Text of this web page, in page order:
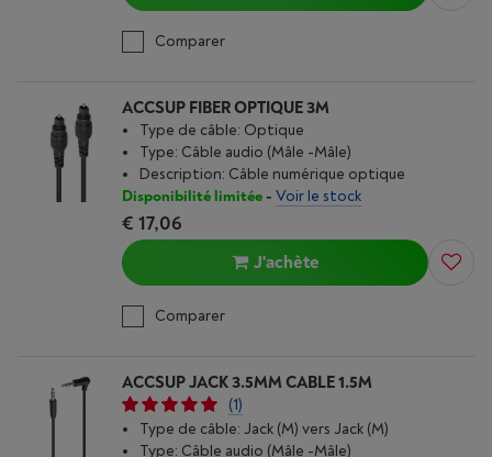
Comparer
ACCSUP FIBER OPTIQUE 3M
Type de câble: Optique
Type: Câble audio (Mâle -Mâle)
Description: Câble numérique optique
Disponibilité limitée- Voir le stock
€ 17,06
J'achète
Comparer
ACCSUP JACK 3.5MM CABLE 1.5M
(1)
Type de câble: Jack (M) vers Jack (M)
Type: Câble audio (Mâle -Mâle)